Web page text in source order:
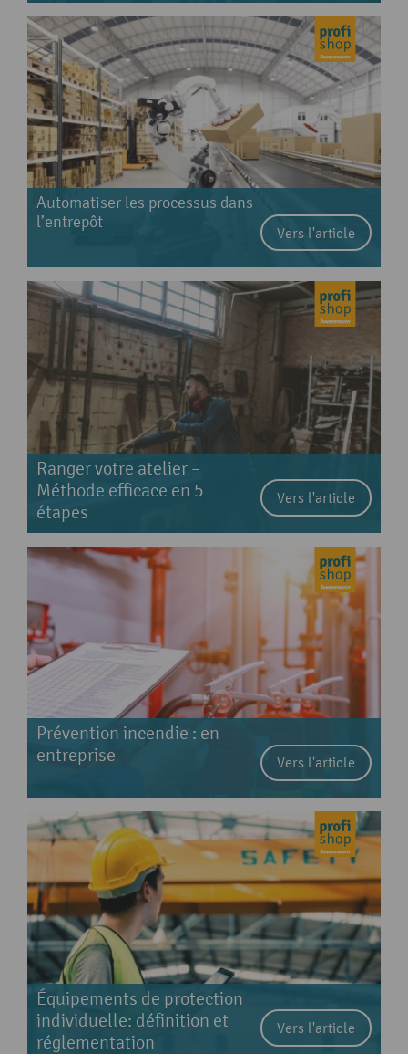
Automatiser les processus dans
l’entrepôt
Vers l'article
Ranger votre atelier –
Méthode efficace en 5
étapes
Vers l'article
Prévention incendie : en
entreprise
Vers l'article
Équipements de protection
individuelle: définition et
réglementation
Vers l'article